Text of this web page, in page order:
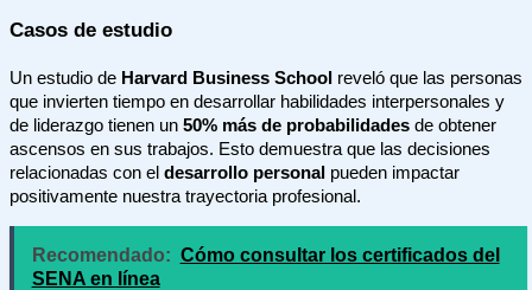
Casos de estudio
Un estudio de Harvard Business School reveló que las personas
que invierten tiempo en desarrollar habilidades interpersonales y
de liderazgo tienen un 50% más de probabilidades de obtener
ascensos en sus trabajos. Esto demuestra que las decisiones
relacionadas con el desarrollo personal pueden impactar
positivamente nuestra trayectoria profesional.
Recomendado: Cómo consultar los certificados del
SENA en línea